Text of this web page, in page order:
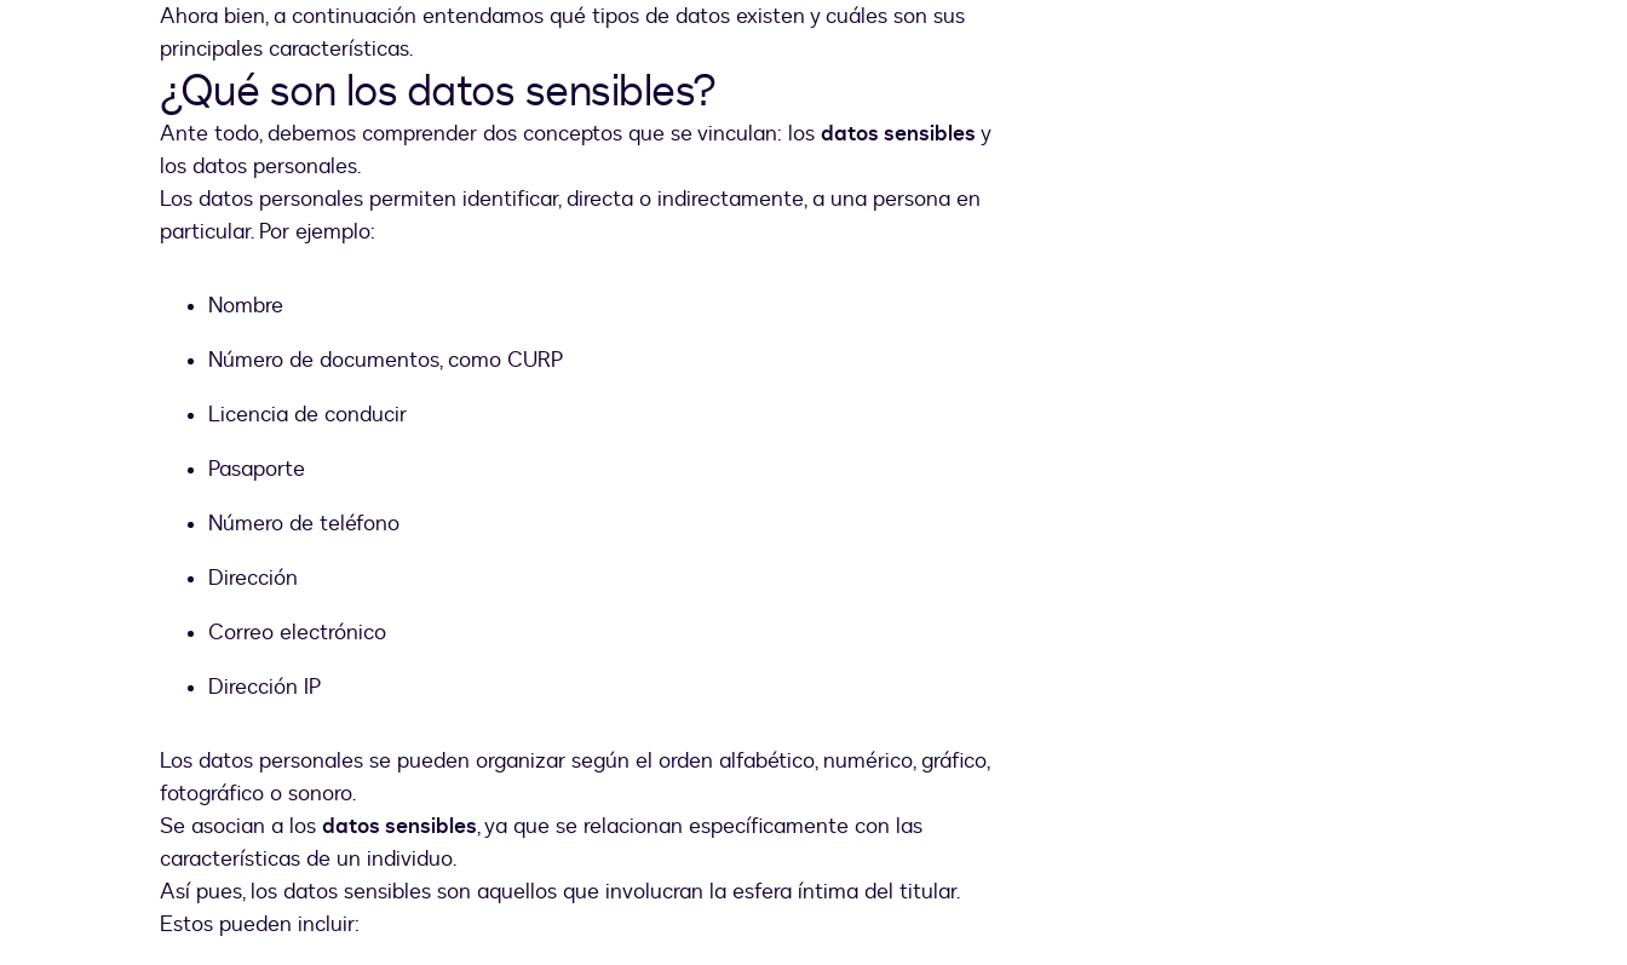
Ahora bien, a continuación entendamos qué tipos de datos existen y cuáles son sus
principales características.
¿Qué son los datos sensibles?
Ante todo, debemos comprender dos conceptos que se vinculan: los datos sensibles y
los datos personales.
Los datos personales permiten identificar, directa o indirectamente, a una persona en
particular. Por ejemplo:
Nombre
Número de documentos, como CURP
Licencia de conducir
Pasaporte
Número de teléfono
Dirección
Correo electrónico
Dirección IP
Los datos personales se pueden organizar según el orden alfabético, numérico, gráfico,
fotográfico o sonoro.
Se asocian a los datos sensibles, ya que se relacionan específicamente con las
características de un individuo.
Así pues, los datos sensibles son aquellos que involucran la esfera íntima del titular.
Estos pueden incluir: